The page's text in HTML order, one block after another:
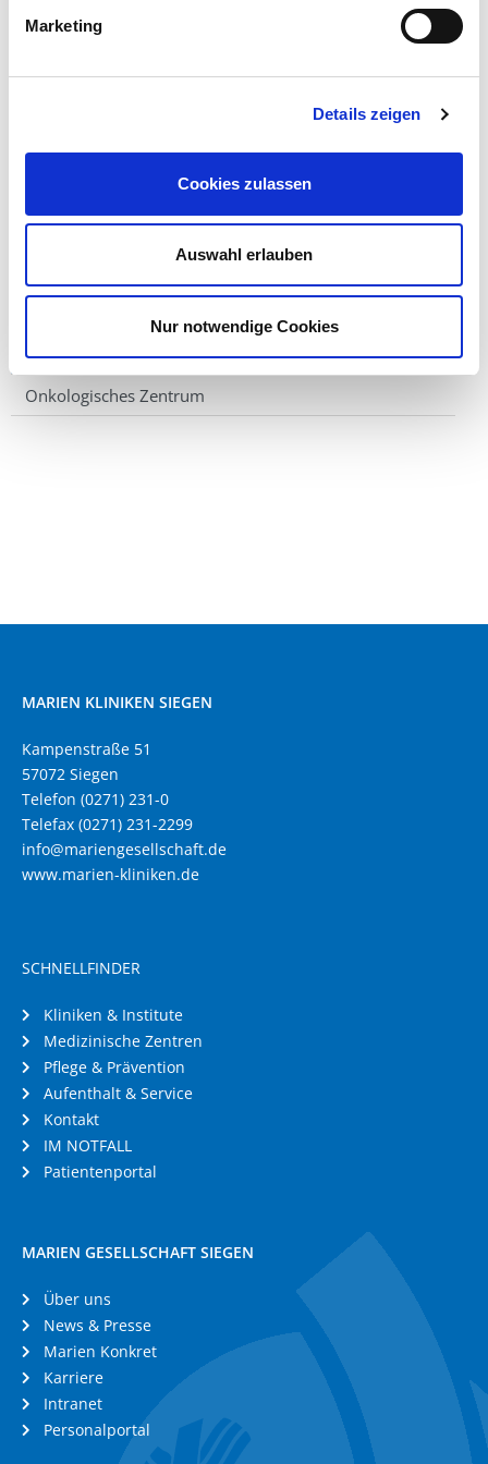
Marketing
Details zeigen
Cookies zulassen
Auswahl erlauben
Nur notwendige Cookies
Südwestfalen
Für weiterführende Informationen, besuchen Sie
zur Webseite des Herz- und Gefäßzentrum
Gelenkzentrum (Endoprothetikzentrum der
Herz- und Gefäßzentrum
Onkologisches Zentrum
MARIEN KLINIKEN SIEGEN
Kampenstraße 51
57072 Siegen
Telefon (0271) 231-0
Telefax (0271) 231-2299
info@mariengesellschaft.de
www.marien-kliniken.de
SCHNELLFINDER
Kliniken & Institute
Medizinische Zentren
Pflege & Prävention
Aufenthalt & Service
Kontakt
IM NOTFALL
Patientenportal
MARIEN GESELLSCHAFT SIEGEN
Über uns
News & Presse
Marien Konkret
Karriere
Intranet
Personalportal